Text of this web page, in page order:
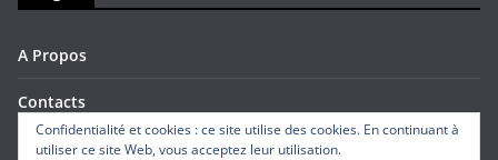
A Propos
Contacts
Confidentialité et cookies : ce site utilise des cookies. En continuant à
utiliser ce site Web, vous acceptez leur utilisation.